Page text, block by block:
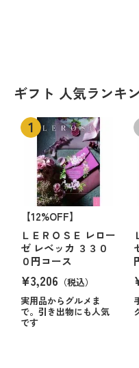
ギフト 人気ランキ
【12%OFF】
ＬＥＲＯＳＥ レロー
ゼ レベッカ ３３０
０円コース
¥3,206 （税込）
実用品からグルメま
で。引き出物にも人気
です